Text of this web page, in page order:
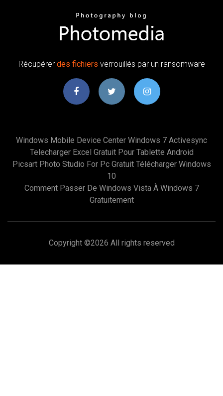
Récupérer des fichiers verrouillés par un ransomware
Windows Mobile Device Center Windows 7 Activesync
Telecharger Excel Gratuit Pour Tablette Android
Picsart Photo Studio For Pc Gratuit Télécharger Windows
10
Comment Passer De Windows Vista À Windows 7
Gratuitement
Copyright ©2026 All rights reserved